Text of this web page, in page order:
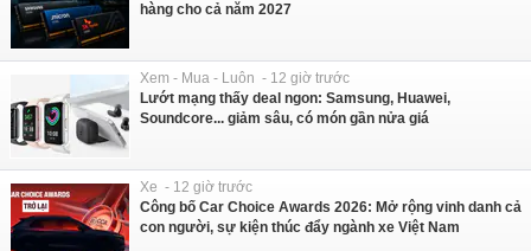
hàng cho cả năm 2027
Xem - Mua - Luôn - 12 giờ trước
Lướt mạng thấy deal ngon: Samsung, Huawei,
Soundcore... giảm sâu, có món gần nửa giá
Xe - 12 giờ trước
Công bố Car Choice Awards 2026: Mở rộng vinh danh cả
con người, sự kiện thúc đẩy ngành xe Việt Nam